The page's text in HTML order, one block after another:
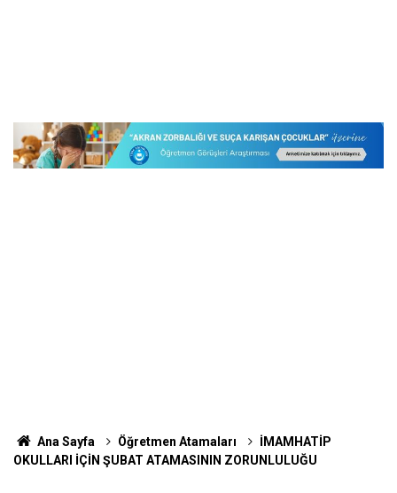
Ana Sayfa Öğretmen Atamaları
İMAMHATİP
OKULLARI İÇİN ŞUBAT ATAMASININ ZORUNLULUĞU